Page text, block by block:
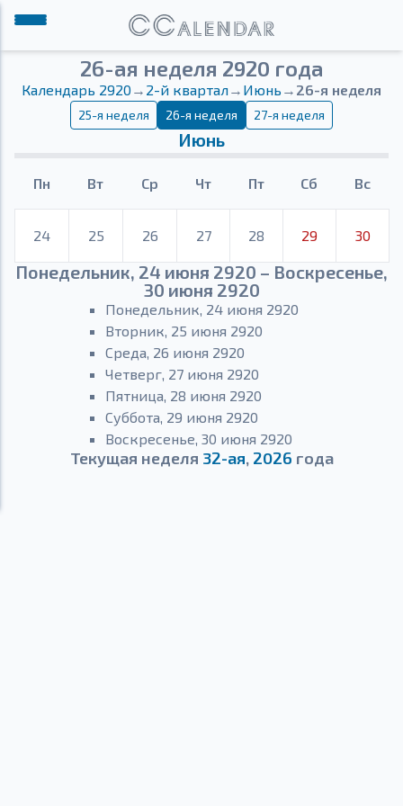
26-ая неделя 2920 года
Календарь 2920→ 2-й квартал→ Июнь → 26-я неделя
25-я неделя 26-я неделя 27-я неделя
Июнь
Пн Вт Ср Чт Пт Сб Вс
24 25 26 27 28 29 30
Понедельник, 24 июня 2920 – Воскресенье,
30 июня 2920
Понедельник, 24 июня 2920
Вторник, 25 июня 2920
Среда, 26 июня 2920
Четверг, 27 июня 2920
Пятница, 28 июня 2920
Суббота, 29 июня 2920
Воскресенье, 30 июня 2920
Текущая неделя 32-ая, 2026 года